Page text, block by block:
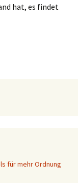
hat, es findet
für mehr Ordnung